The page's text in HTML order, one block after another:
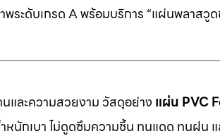
ระดับเกรด A พร้อมบริการ “แผ่นพลาส
และความสวยงาม วัสดุอย่าง แผ่น PVC
กเบา ไม่ดูดซึมความชื้น ทนแดด ทนฝน แ